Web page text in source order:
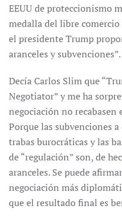
EEUU de proteccionismo
medalla del libre
el presidente Trump
aranceles y subvenciones”.
Decía Carlos Slim que
Negotiator” y me ha
negociación no recabasen
Porque las subvenciones
trabas burocráticas y las
de “regulación” son, de
aranceles. Se puede
negociación más
que el resultado final es